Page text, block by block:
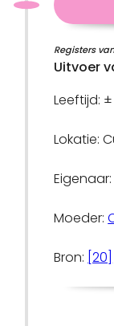
Registers
Uitvoer
Leeftijd:
Lokatie:
Eigenaar:
Moeder:
Bron: [20]